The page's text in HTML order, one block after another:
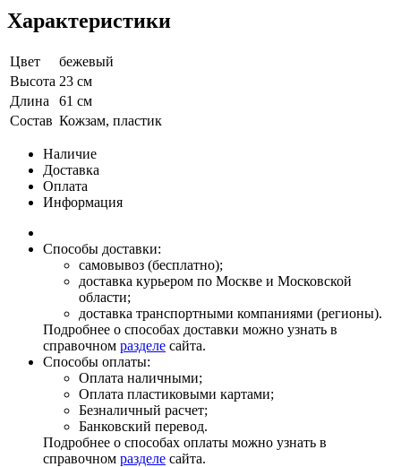
Характеристики
Цвет
бежевый
Высота 23 см
Длина
61 см
Состав Кожзам, пластик
Наличие
Доставка
Оплата
Информация
Способы доставки:
самовывоз (бесплатно);
доставка курьером по Москве и Московской
области;
доставка транспортными компаниями (регионы).
Подробнее о способах доставки можно узнать в
справочном разделе сайта.
Способы оплаты:
Оплата наличными;
Оплата пластиковыми картами;
Безналичный расчет;
Банковский перевод.
Подробнее о способах оплаты можно узнать в
справочном разделе сайта.